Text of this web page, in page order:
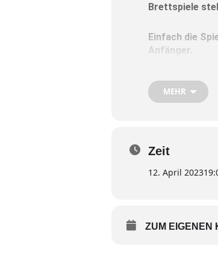
Brettspiele
Einfach die
Anfänger.
Die
MEHR
Zeit
12. April 2023
ZUM EIGENEN